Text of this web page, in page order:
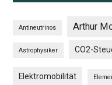
Antineutrinos Arthur
Astrophysiker CO2-
Elektromobilität